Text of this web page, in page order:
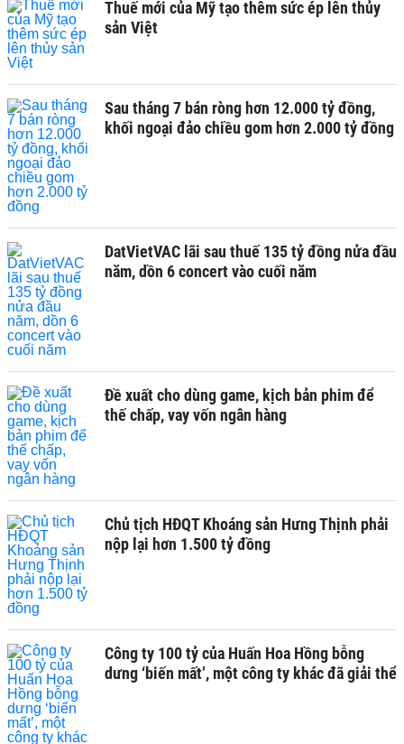
Thuế mới của Mỹ tạo thêm sức ép lên thủy
sản Việt
Sau tháng 7 bán ròng hơn 12.000 tỷ đồng,
khối ngoại đảo chiều gom hơn 2.000 tỷ đồng
DatVietVAC lãi sau thuế 135 tỷ đồng nửa đầu
năm, dồn 6 concert vào cuối năm
Đề xuất cho dùng game, kịch bản phim để
thế chấp, vay vốn ngân hàng
Chủ tịch HĐQT Khoáng sản Hưng Thịnh phải
nộp lại hơn 1.500 tỷ đồng
Công ty 100 tỷ của Huấn Hoa Hồng bỗng
dưng ‘biến mất’, một công ty khác đã giải thể